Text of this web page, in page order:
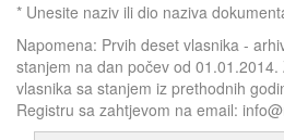
* Unesite naziv ili dio naziva
Napomena: Prvih deset vlasnika -
stanjem na dan počev od
vlasnika sa stanjem iz prethodnih
Registru sa zahtjevom na email: